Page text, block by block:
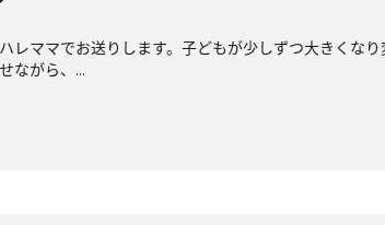
レママでお送りします。子どもが少しずつ大きくな
ながら、...